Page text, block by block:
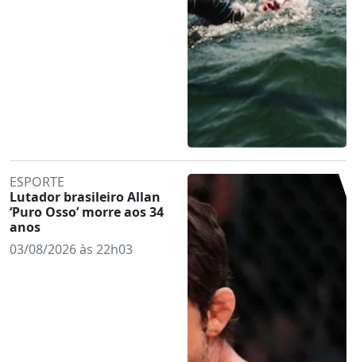
ESPORTE
Lutador brasileiro Allan
‘Puro Osso’ morre aos 34
anos
03/08/2026 às 22h03